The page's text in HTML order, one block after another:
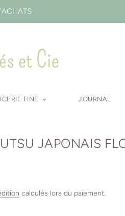
FINE JOURNAL
JAPONAIS
calculés lors du paiement.